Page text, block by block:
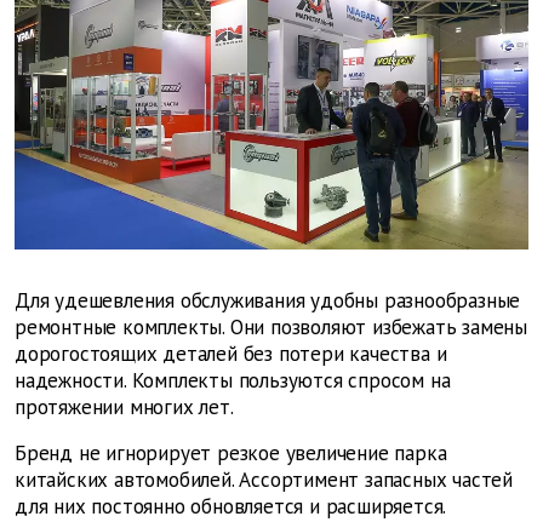
Для удешевления обслуживания удобны разнообразные
ремонтные комплекты. Они позволяют избежать замены
дорогостоящих деталей без потери качества и
надежности. Комплекты пользуются спросом на
протяжении многих лет.
Бренд не игнорирует резкое увеличение парка
китайских автомобилей. Ассортимент запасных частей
для них постоянно обновляется и расширяется.